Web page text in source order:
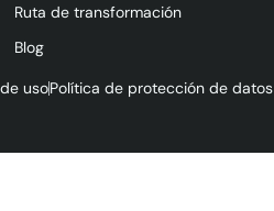
Ruta de transformación
Blog
usoPolítica de protección de datos